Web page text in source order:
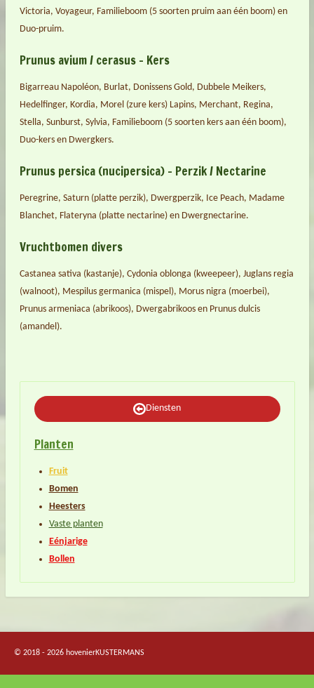
Victoria, Voyageur, Familieboom (5 soorten pruim aan één boom) en
Duo-pruim.
Prunus avium / cerasus – Kers
Bigarreau Napoléon, Burlat, Donissens Gold, Dubbele Meikers,
Hedelfinger, Kordia, Morel (zure kers) Lapins, Merchant, Regina,
Stella, Sunburst, Sylvia, Familieboom (5 soorten kers aan één boom),
Duo-kers en Dwergkers.
Prunus persica (nucipersica) – Perzik / Nectarine
Peregrine, Saturn (platte perzik), Dwergperzik, Ice Peach, Madame
Blanchet, Flateryna (platte nectarine) en Dwergnectarine.
Vruchtbomen divers
Castanea sativa (kastanje), Cydonia oblonga (kweepeer), Juglans regia
(walnoot), Mespilus germanica (mispel), Morus nigra (moerbei),
Prunus armeniaca (abrikoos), Dwergabrikoos en Prunus dulcis
(amandel).
Diensten
Planten
Fruit
Bomen
Heesters
Vaste planten
Eénjarige
Bollen
© 2018 - 2026 hovenierKUSTERMANS